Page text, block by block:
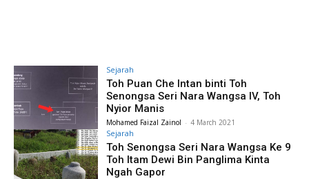
Sejarah
Toh Puan Che Intan binti Toh
Senongsa Seri Nara Wangsa IV, Toh
Nyior Manis
Mohamed Faizal Zainol - 4 March 2021
Sejarah
Toh Senongsa Seri Nara Wangsa Ke 9
Toh Itam Dewi Bin Panglima Kinta
Ngah Gapor